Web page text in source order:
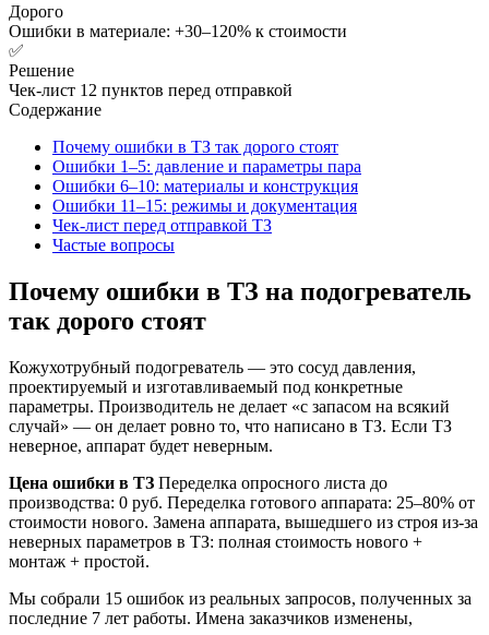
Дорого
Ошибки в материале: +30–120% к стоимости
✅
Решение
Чек-лист 12 пунктов перед отправкой
Содержание
Почему ошибки в ТЗ так дорого стоят
Ошибки 1–5: давление и параметры пара
Ошибки 6–10: материалы и конструкция
Ошибки 11–15: режимы и документация
Чек-лист перед отправкой ТЗ
Частые вопросы
Почему ошибки в ТЗ на подогреватель
так дорого стоят
Кожухотрубный подогреватель — это сосуд давления,
проектируемый и изготавливаемый под конкретные
параметры. Производитель не делает «с запасом на всякий
случай» — он делает ровно то, что написано в ТЗ. Если ТЗ
неверное, аппарат будет неверным.
Цена ошибки в ТЗ Переделка опросного листа до
производства: 0 руб. Переделка готового аппарата: 25–80% от
стоимости нового. Замена аппарата, вышедшего из строя из-за
неверных параметров в ТЗ: полная стоимость нового +
монтаж + простой.
Мы собрали 15 ошибок из реальных запросов, полученных за
последние 7 лет работы. Имена заказчиков изменены,